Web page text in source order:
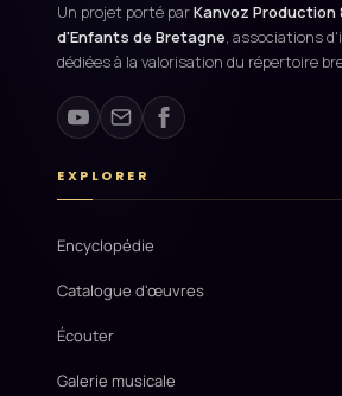
Un projet porté parKanvoz Production
d'Enfants de Bretagne, associations
dédiées à la valorisation du répertoire
EXPLORER
Encyclopédie
Catalogue d'œuvres
Écouter
Galerie musicale